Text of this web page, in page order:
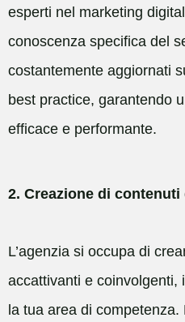
esperti nel marketing
conoscenza specifica del
costantemente aggiornati
best practice, garantendo
efficace e performante.
2. Creazione di
L’agenzia si occupa di
accattivanti e coinvolgenti,
la tua area di